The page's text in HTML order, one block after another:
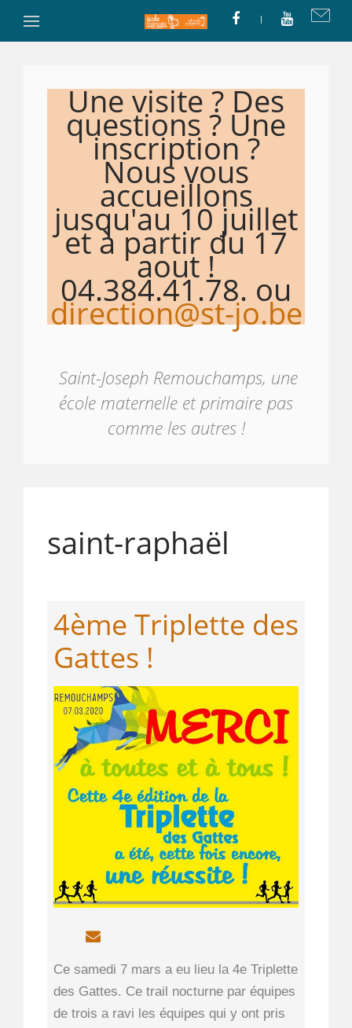
Une visite ? Des
questions ? Une
inscription ?
Nous vous
accueillons
jusqu'au 10 juillet
et à partir du 17
aout !
04.384.41.78. ou
direction@st-jo.be
Saint-Joseph Remouchamps, une
école maternelle et primaire pas
comme les autres !
saint-raphaël
4ème Triplette des
Gattes !
Ce samedi 7 mars a eu lieu la 4e Triplette
des Gattes. Ce trail nocturne par équipes
de trois a ravi les équipes qui y ont pris